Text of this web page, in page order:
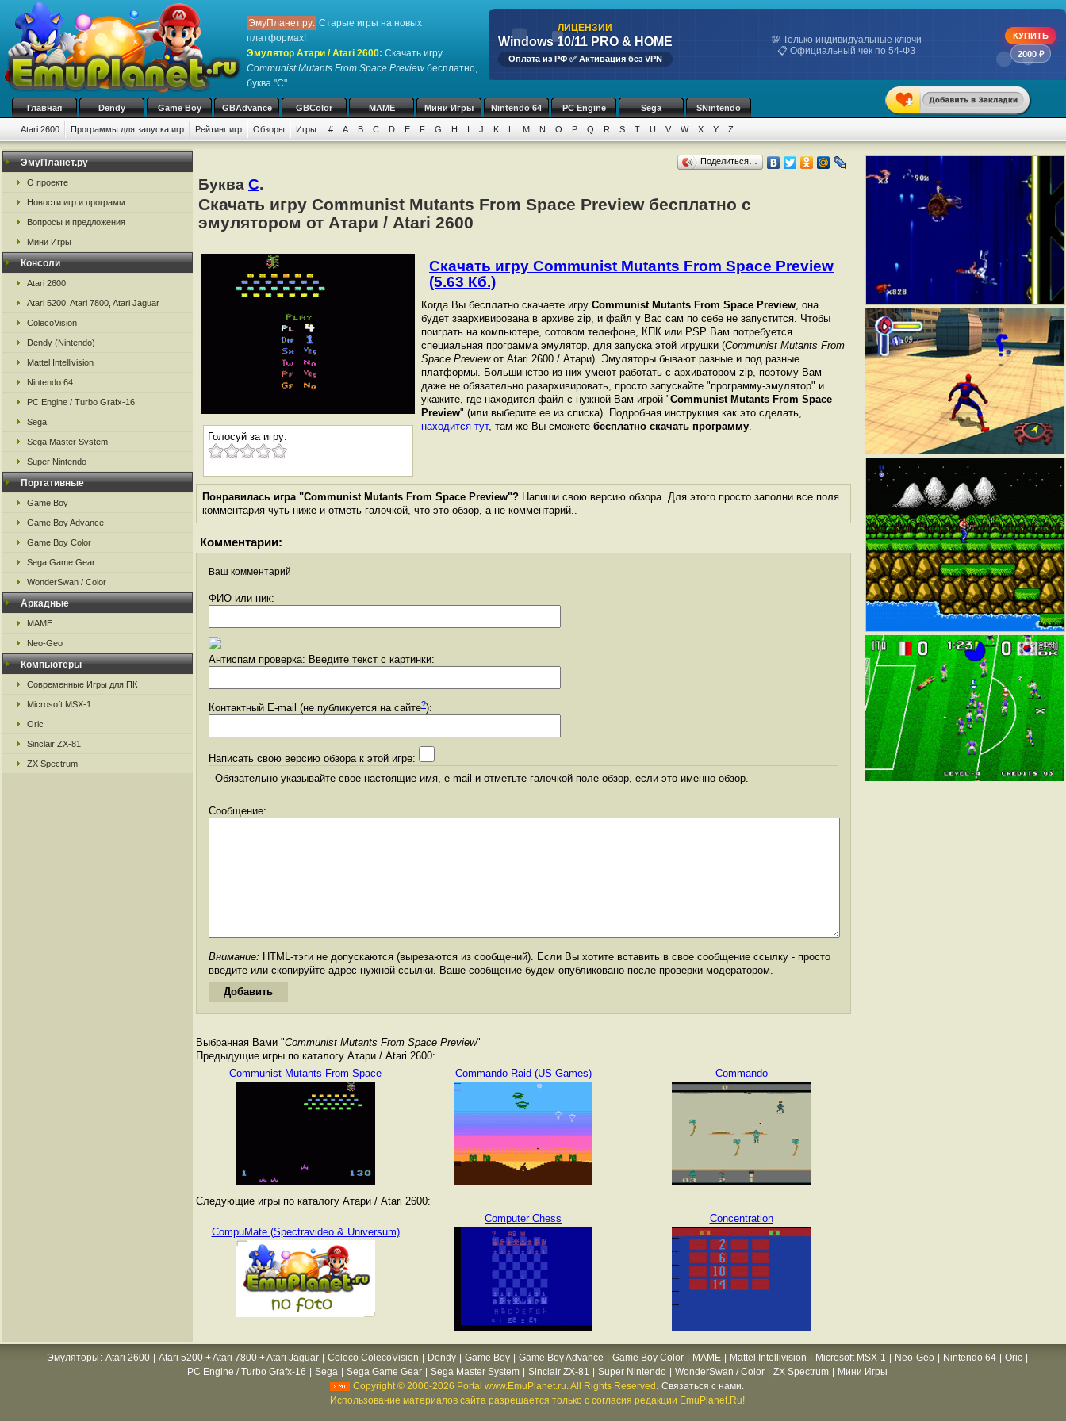
ЭмуПланет.ру: Старые игры на новых
платформах!
Эмулятор Атари / Atari 2600: Скачать игру
Communist Mutants From Space Previewбесплатно,
буква "C"
ЛИЦЕНЗИИ
Windows 10/11 PRO & HOME
Оплата из РФ ✅ Активация без VPN
💯 Только индивидуальные ключи
📋 Официальный чек по 54-ФЗ
КУПИТЬ
2000 ₽
Главная Dendy Game Boy GBAdvance GBColor MAME Мини Игры Nintendo 64 PC Engine Sega SNintendo
Atari 2600 Программы для запуска игр Рейтинг игр Обзоры Игры: # A B C D E F G H I J K L M N O P Q R S T U V W X Y Z
ЭмуПланет.ру
О проекте
Новости игр и программ
Вопросы и предложения
Мини Игры
Консоли
Atari 2600
Atari 5200, Atari 7800, Atari Jaguar
ColecoVision
Dendy (Nintendo)
Mattel Intellivision
Nintendo 64
PC Engine / Turbo Grafx-16
Sega
Sega Master System
Super Nintendo
Портативные
Game Boy
Game Boy Advance
Game Boy Color
Sega Game Gear
WonderSwan / Color
Аркадные
MAME
Neo-Geo
Компьютеры
Современные Игры для ПК
Microsoft MSX-1
Oric
Sinclair ZX-81
ZX Spectrum
Поделиться…
Буква C.
Скачать игру Communist Mutants From Space Preview бесплатно с
эмулятором от Атари / Atari 2600
Голосуй за игру:
Скачать игру Communist Mutants From Space Preview
(5.63 Кб.)
Когда Вы бесплатно скачаете игру Communist Mutants From Space Preview, она
будет заархивирована в архиве zip, и файл у Вас сам по себе не запустится. Чтобы
поиграть на компьютере, сотовом телефоне, КПК или PSP Вам потребуется
специальная программа эмулятор, для запуска этой игрушки (Communist Mutants From
Space Previewот Atari 2600 / Атари). Эмуляторы бывают разные и под разные
платформы. Большинство из них умеют работать с архиватором zip, поэтому Вам
даже не обязательно разархивировать, просто запускайте "программу-эмулятор" и
укажите, где находится файл с нужной Вам игрой "Communist Mutants From Space
Preview" (или выберите ее из списка). Подробная инструкция как это сделать,
находится тут, там же Вы сможете бесплатно скачать программу.
Понравилась игра "Communist Mutants From Space Preview"? Напиши свою версию обзора. Для этого просто заполни все поля
комментария чуть ниже и отметь галочкой, что это обзор, а не комментарий..
Комментарии:
Ваш комментарий
ФИО или ник:
Антиспам проверка: Введите текст с картинки:
Контактный E-mail (не публикуется на сайте?):
Написать свою версию обзора к этой игре:
Обязательно указывайте свое настоящие имя, e-mail и отметьте галочкой поле обзор, если это именно обзор.
Сообщение:
Внимание: HTML-тэги не допускаются (вырезаются из сообщений). Если Вы хотите вставить в свое сообщение ссылку - просто
введите или скопируйте адрес нужной ссылки. Ваше сообщение будем опубликовано после проверки модератором.
Выбранная Вами "Communist Mutants From Space Preview"
Предыдущие игры по каталогу Атари / Atari 2600:
Communist Mutants From Space
Commando Raid (US Games) Commando
Следующие игры по каталогу Атари / Atari 2600:
CompuMate (Spectravideo & Universum)
Computer Chess Concentration
Эмуляторы : Atari 2600 Atari 5200 + Atari 7800 + Atari Jaguar Coleco ColecoVision Dendy Game Boy Game Boy Advance Game Boy Color MAME Mattel Intellivision Microsoft MSX-1 Neo-Geo Nintendo 64 Oric
PC Engine / Turbo Grafx-16
Sega Sega Game Gear Sega Master System Sinclair ZX-81 Super Nintendo WonderSwan / Color ZX Spectrum
Мини Игры
Copyright © 2006-2026 Portal www.EmuPlanet.ru. All Rights Reserved. Связаться с нами.
Использование материалов сайта разрешается только с согласия редакции EmuPlanet.Ru!